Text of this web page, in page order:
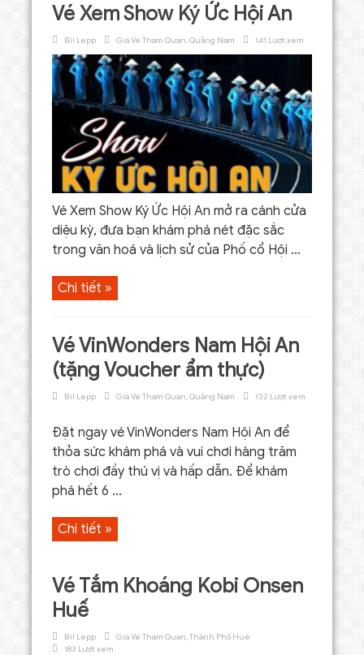
Vé Xem Show Ký Ức Hội An
Bil Lepp Giá Vé Tham Quan,Quảng Nam 141 Lượt xem
Vé Xem Show Ký Ức Hội An mở ra cánh cửa
diệu kỳ, đưa bạn khám phá nét đặc sắc
trong văn hoá và lịch sử của Phố cổ Hội ...
Chi tiết »
Vé VinWonders Nam Hội An
(tặng Voucher ẩm thực)
Bil Lepp Giá Vé Tham Quan,Quảng Nam 132 Lượt xem
Đặt ngay vé VinWonders Nam Hội An để
thỏa sức khám phá và vui chơi hàng trăm
trò chơi đầy thú vị và hấp dẫn. Để khám
phá hết 6 ...
Chi tiết »
Vé Tắm Khoáng Kobi Onsen
Huế
Bil Lepp Giá Vé Tham Quan,Thành Phố Huế
183 Lượt xem